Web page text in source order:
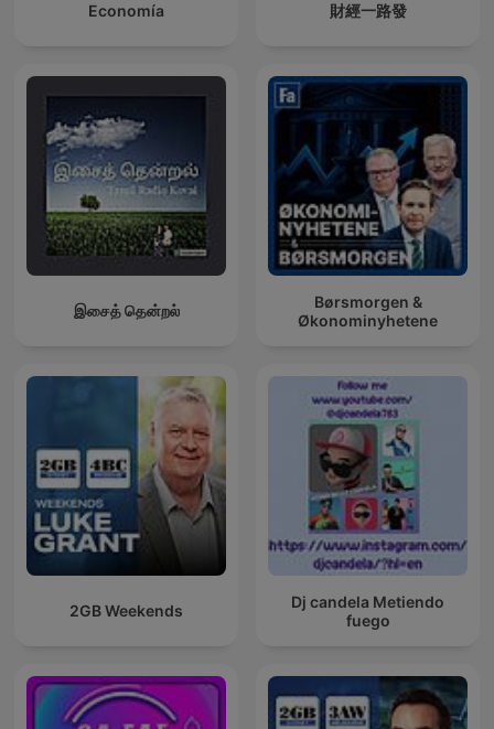
Economía 財經一路發
இசைத் தென்றல்
Børsmorgen &
Økonominyhetene
2GB Weekends
Dj candela Metiendo
fuego